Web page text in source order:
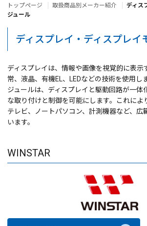
トップページ 取扱商品別メーカー紹介
ディス
ジュール
ディスプレイ・ディスプレイ
ディスプレイは、情報や画像を視覚的に表示
常、液晶、有機EL、LEDなどの技術を使用し
ジュールは、ディスプレイと駆動回路が一体
な取り付けと制御を可能にします。これによ
テレビ、ノートパソコン、計測機器など、広
います。
WINSTAR